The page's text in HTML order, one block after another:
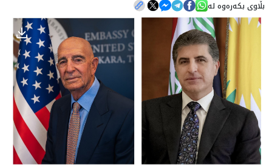
هه‌واڵ
گەلەری
بڵاوی بکەرەوە لە